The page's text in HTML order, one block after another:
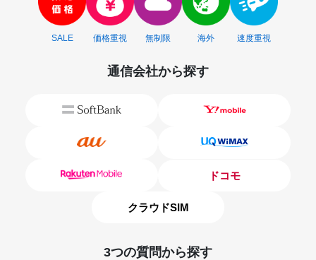
SALE 価格重視 無制限 海外 速度重視
通信会社から探す
ドコモ
クラウドSIM
3つの質問から探す